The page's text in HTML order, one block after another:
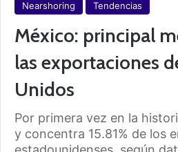
Nearshoring Tendencias
México: principal
las exportaciones
Unidos
Por primera vez en la
y concentra 15.81% de los